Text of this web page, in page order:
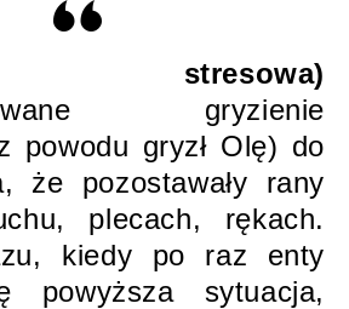
stresowa)
gryzienie
powodu gryzł Olę) do
że pozostawały rany
plecach, rękach.
kiedy po raz enty
powyższa sytuacja,